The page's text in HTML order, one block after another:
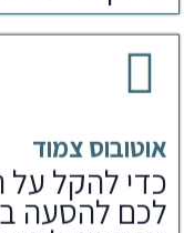
אוטובוס צמוד
כדי להקל על
לכם להסעה